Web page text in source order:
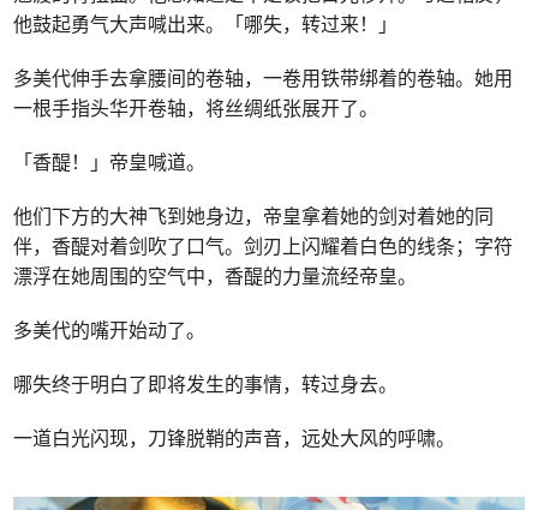
他鼓起勇气大声喊出来。「哪失，转过来！」
多美代伸手去拿腰间的卷轴，一卷用铁带绑着的卷轴。她用
一根手指头华开卷轴，将丝绸纸张展开了。
「香醍！」帝皇喊道。
他们下方的大神飞到她身边，帝皇拿着她的剑对着她的同
伴，香醍对着剑吹了口气。剑刃上闪耀着白色的线条；字符
漂浮在她周围的空气中，香醍的力量流经帝皇。
多美代的嘴开始动了。
哪失终于明白了即将发生的事情，转过身去。
一道白光闪现，刀锋脱鞘的声音，远处大风的呼啸。